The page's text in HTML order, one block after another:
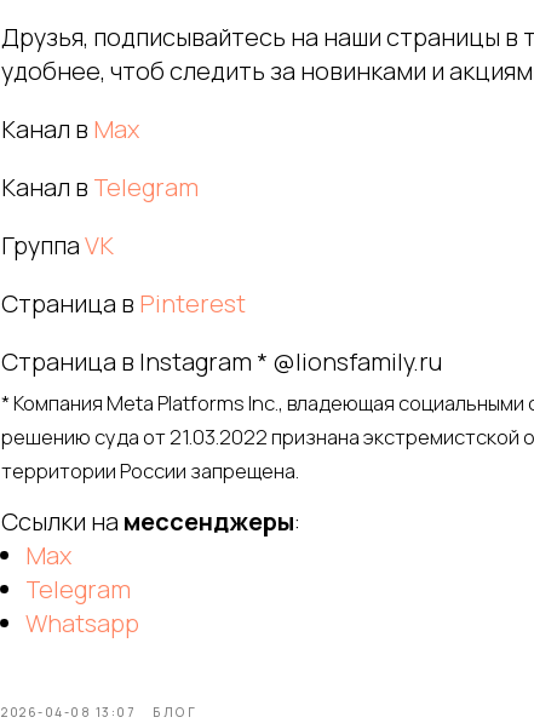
Друзья, подписывайтесь на наши страницы в
удобнее, чтоб следить за новинками и
Канал в Мах
Канал в Telegram
ГруппаVK
Страница в Pinterest
Страница в Instagram * @lionsfamily.ru
* Компания Meta Platforms Inc., владеющая социальными
решению суда от 21.03.2022 признана экстремистской
территории России запрещена.
Ссылки на мессенджеры:
Max
Telegram
Whatsapp
2026-04-08 13:07 БЛОГ